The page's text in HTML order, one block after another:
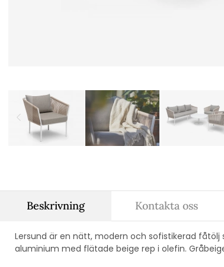
Beskrivning
Lersund är en nätt, modern och sofistikerad
aluminium med flätade beige rep i olefin.
Kontakta oss